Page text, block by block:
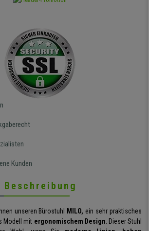
Kunden
Beschreibung
unseren Bürostuhl MILO, ein sehr praktisches
Modell mit ergonomischem Design. Dieser Stuhl